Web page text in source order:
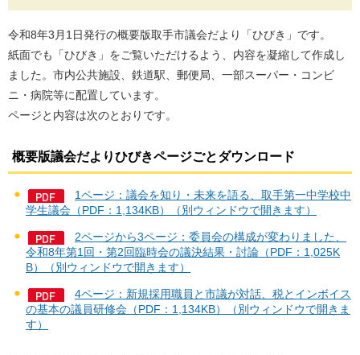
令和8年3月1日発行の概要版取手市議会だより「ひびき」です。
紙面でも「ひびき」をご覧いただけるよう、内容を凝縮して作成し
ました。市内公共施設、鉄道駅、郵便局、一部スーパー・コンビ
ニ・病院等に配置しています。
ページと内容は次のとおりです。
概要版議会だよりひびきページごとダウンロード
1ページ：議会を知り・未来を語る、取手第一中学校中
学生議会（PDF：1,134KB）（別ウィンドウで開きます）
2ページから3ページ：委員会の構成が変わりました、
令和8年第1回・第2回臨時会の議決結果・討論（PDF：1,025K
B）（別ウィンドウで開きます）
4ページ：新規採用職員と市議が対話、税とインボイス
の基本の議員研修会（PDF：1,134KB）（別ウィンドウで開きま
す）